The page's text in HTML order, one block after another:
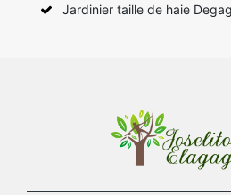
Jardinier taille de haie